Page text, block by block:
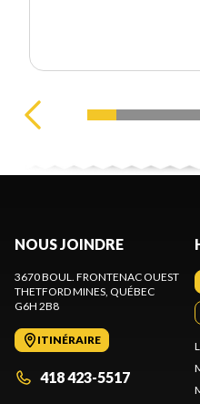
NOUS JOINDRE
3670 BOUL. FRONTENAC OUEST
THETFORD MINES, QUÉBEC
G6H 2B8
ITINÉRAIRE
418 423-5517